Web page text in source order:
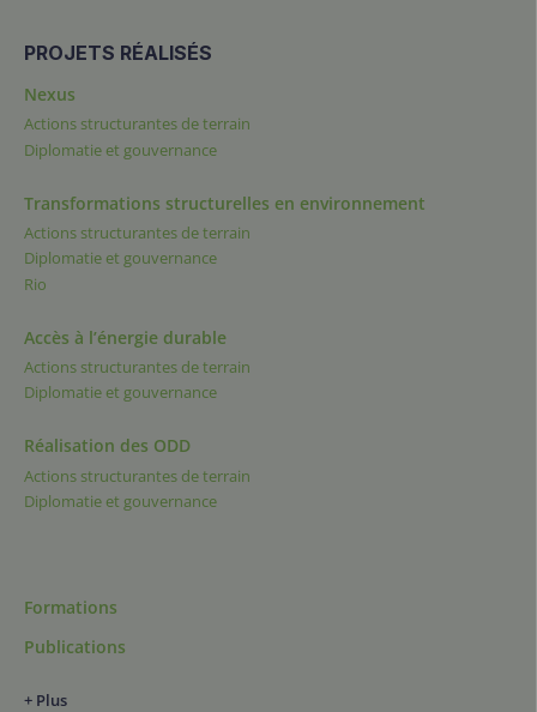
PROJETS RÉALISÉS
Nexus
Actions structurantes de terrain
Diplomatie et gouvernance
Transformations structurelles en environnement
Actions structurantes de terrain
Diplomatie et gouvernance
Rio
Accès à l’énergie durable
Actions structurantes de terrain
Diplomatie et gouvernance
Réalisation des ODD
Actions structurantes de terrain
Diplomatie et gouvernance
Formations
Publications
+ Plus